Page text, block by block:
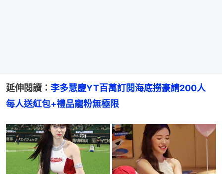
延伸閱讀： 李多慧慶YT百萬訂閱海底撈豪請200人
每人送紅包+禮品寵粉無極限